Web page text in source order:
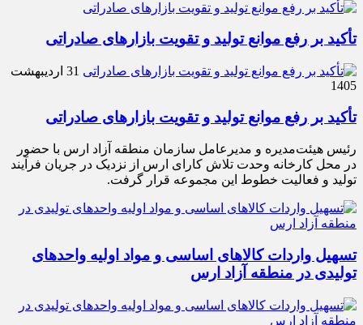
تأکید بر رفع موانع تولید و تقویت بازارهای صادراتی
31 اردیبهشت
1405
تأکید بر رفع موانع تولید و تقویت بازارهای صادراتی
رئیس هیئت‌مدیره و مدیرعامل سازمان منطقه آزاد ارس با حضور
در محل کارخانه وحدت تلاش کارای ارس از نزدیک در جریان فرآیند
تولید و فعالیت خطوط این مجموعه قرار گرفت.
تسهیل واردات کالاهای اساسی و مواد اولیه واحدهای
تولیدی در منطقه آزاد ارس